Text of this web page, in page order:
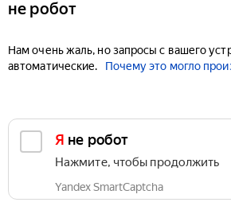
не робот
Нам очень жаль, но запросы с вашего
автоматические.
Почему это могло
Я не робот
Нажмите, чтобы продолжить
Yandex SmartCaptcha